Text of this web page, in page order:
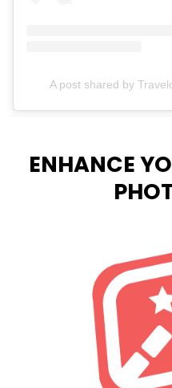
A post shared by
ENHANCE